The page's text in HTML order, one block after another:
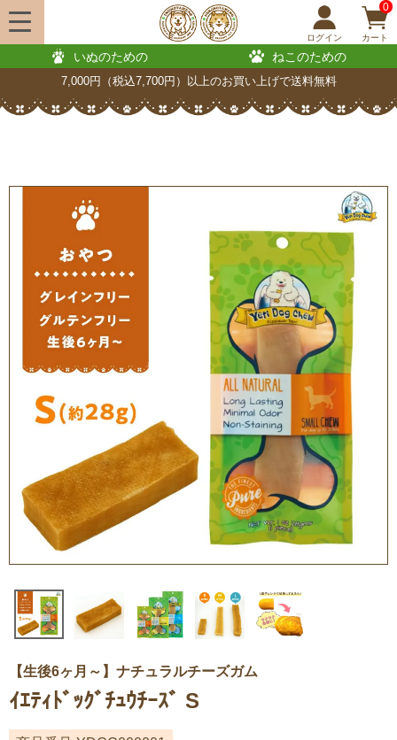
ログイン
0
カート
いぬのための ねこのための
7,000円（税込7,700円）以上のお買い上げで送料無料
【生後6ヶ月～】ナチュラルチーズガム
ｲｴﾃｨﾄﾞｯｸﾞﾁｭｳﾁｰｽﾞ S